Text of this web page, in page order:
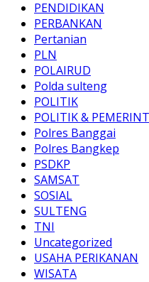
PENDIDIKAN
PERBANKAN
Pertanian
PLN
POLAIRUD
Polda sulteng
POLITIK
POLITIK &
Polres Banggai
Polres Bangkep
PSDKP
SAMSAT
SOSIAL
SULTENG
TNI
Uncategorized
USAHA PERIKANAN
WISATA